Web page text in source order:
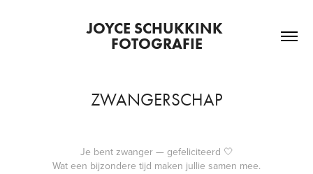
JOYCE SCHUKKINK
FOTOGRAFIE
ZWANGERSCHAP
Je bent zwanger — gefeliciteerd 🤍
Wat een bijzondere tijd maken jullie samen mee.